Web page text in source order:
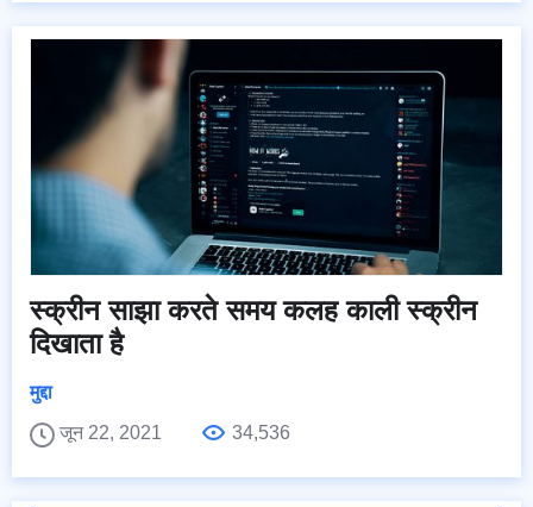
स्क्रीन साझा करते समय कलह काली स्क्रीन
दिखाता है
मुद्दा
जून 22, 2021
34,536